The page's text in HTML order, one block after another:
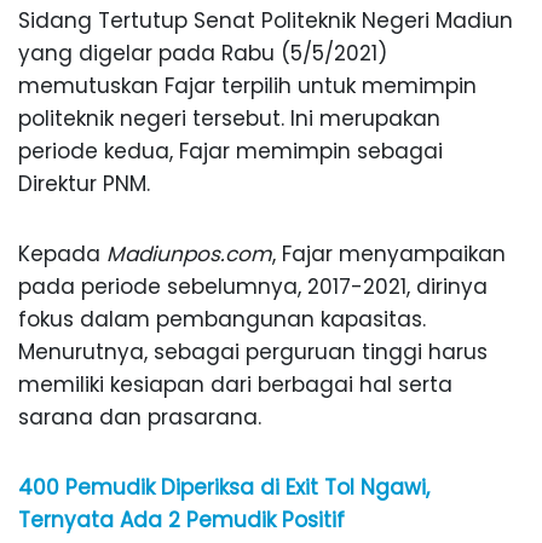
Sidang Tertutup Senat Politeknik Negeri Madiun
yang digelar pada Rabu (5/5/2021)
memutuskan Fajar terpilih untuk memimpin
politeknik negeri tersebut. Ini merupakan
periode kedua, Fajar memimpin sebagai
Direktur PNM.
Kepada Madiunpos.com, Fajar menyampaikan
pada periode sebelumnya, 2017-2021, dirinya
fokus dalam pembangunan kapasitas.
Menurutnya, sebagai perguruan tinggi harus
memiliki kesiapan dari berbagai hal serta
sarana dan prasarana.
400 Pemudik Diperiksa di Exit Tol Ngawi,
Ternyata Ada 2 Pemudik Positif